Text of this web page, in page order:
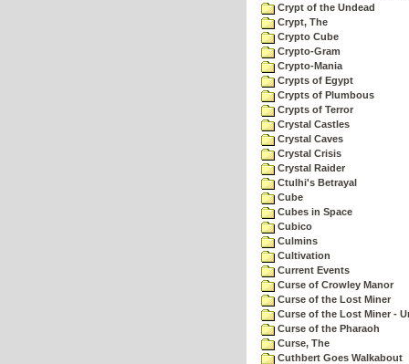
Crypt of the Undead
Crypt, The
Crypto Cube
Crypto-Gram
Crypto-Mania
Crypts of Egypt
Crypts of Plumbous
Crypts of Terror
Crystal Castles
Crystal Caves
Crystal Crisis
Crystal Raider
Ctulhi's Betrayal
Cube
Cubes in Space
Cubico
Culmins
Cultivation
Current Events
Curse of Crowley Manor
Curse of the Lost Miner
Curse of the Lost Miner -
Curse of the Pharaoh
Curse, The
Cuthbert Goes Walkabout